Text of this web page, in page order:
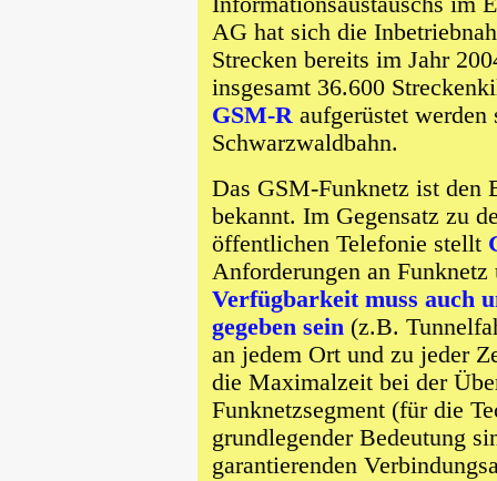
AG hat sich die
Strecken bereits im Jahr
insgesamt 36.600
GSM-R aufgerüstet
Schwarzwaldbahn.
Das GSM-Funknetz ist den
bekannt. Im Gegensatz zu
öffentlichen Telefonie stellt
Anforderungen an
Verfügbarkeit muss auch
gegeben sein (z.B.
an jedem Ort und zu jeder
die Maximalzeit bei der
Funknetzsegment (für die
grundlegender Bedeutung
garantierenden